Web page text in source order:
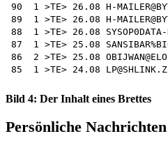
90  1 >TE> 26.08 H-
89  1 >TE> 26.08 H-
88  1 >TE> 26.08
87  1 >TE> 25.08
86  2 >TE> 25.08
Bild 4: Der Inhalt eines Brettes
Persönliche Nachrichten